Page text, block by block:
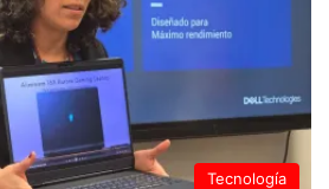
Tecnología